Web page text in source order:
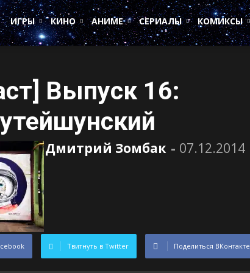
ИГРЫ
КИНО АНИМЕ СЕРИАЛЫ КОМИКСЫ
Выпуск 16:
Дмитрий Зомбак - 07.12.2014
Твитнуть в Twitter Поделиться ВКонтакте